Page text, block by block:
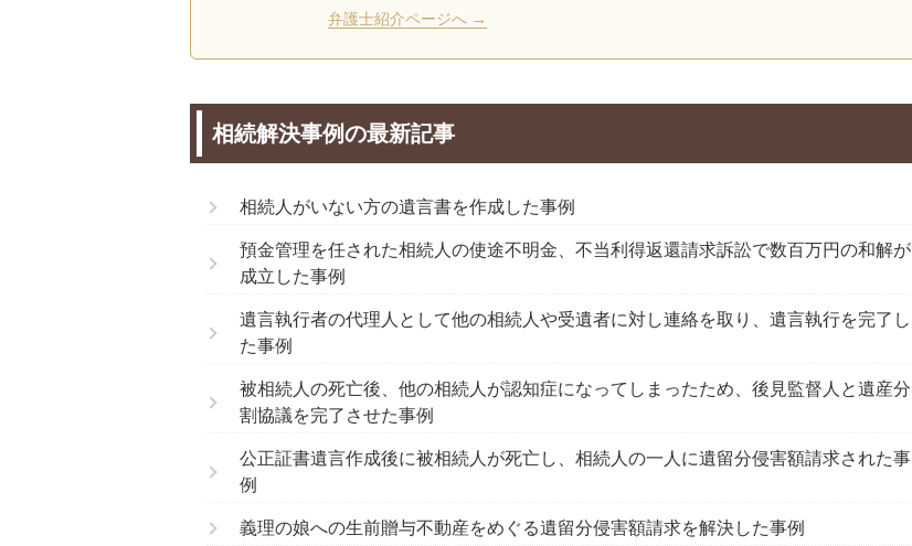
弁護士紹介ページへ →
相続解決事例の最新記事
相続人がいない方の遺言書を作成した事例
預金管理を任された相続人の使途不明金、不当利得返還請求訴訟で数百万円の和解が
成立した事例
遺言執行者の代理人として他の相続人や受遺者に対し連絡を取り、遺言執行を完了し
た事例
被相続人の死亡後、他の相続人が認知症になってしまったため、後見監督人と遺産分
割協議を完了させた事例
公正証書遺言作成後に被相続人が死亡し、相続人の一人に遺留分侵害額請求された事
例
義理の娘への生前贈与不動産をめぐる遺留分侵害額請求を解決した事例